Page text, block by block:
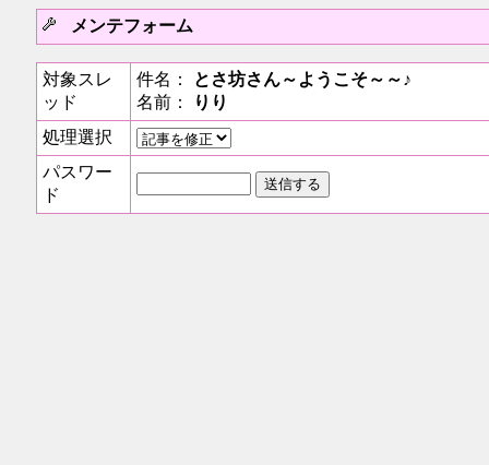
メンテフォーム
対象スレ
ッド
件名：
とさ坊さん～ようこそ～～♪
名前：
りり
処理選択
パスワー
ド